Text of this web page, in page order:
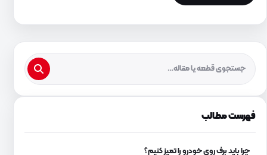
فهرست مطالب
چرا باید برف روی خودرو را تمیز کنیم؟